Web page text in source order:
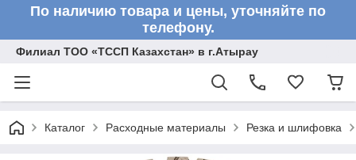
По наличию товара и цены, уточняйте по
телефону.
Филиал ТОО «ТССП Казахстан» в г.Атырау
Каталог Расходные материалы Резка и шлифовка